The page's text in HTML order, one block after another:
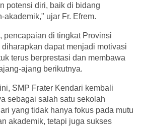
potensi diri, baik di bidang
akademik," ujar Fr. Efrem.
pencapaian di tingkat Provinsi
dapat menjadi motivasi
terus berprestasi dan membawa
ajang berikutnya.
SMP Frater Kendari kembali
sebagai salah satu sekolah
yang tidak hanya fokus pada mutu
akademik, tetapi juga sukses